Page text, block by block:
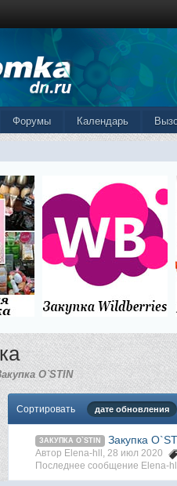
Форумы Календарь
O`STIN
Сортировать дате обновления
ЗАКУПКА O`STIN Закупка
Автор Elena-hll, 28 июл 2020
Последнее сообщение Elena-